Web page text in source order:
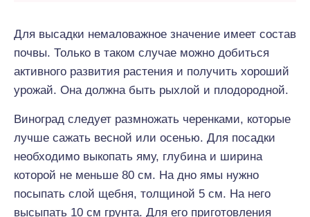
Для высадки немаловажное значение имеет состав
почвы. Только в таком случае можно добиться
активного развития растения и получить хороший
урожай. Она должна быть рыхлой и плодородной.
Виноград следует размножать черенками, которые
лучше сажать весной или осенью. Для посадки
необходимо выкопать яму, глубина и ширина
которой не меньше 80 см. На дно ямы нужно
посыпать слой щебня, толщиной 5 см. На него
высыпать 10 см грунта. Для его приготовления